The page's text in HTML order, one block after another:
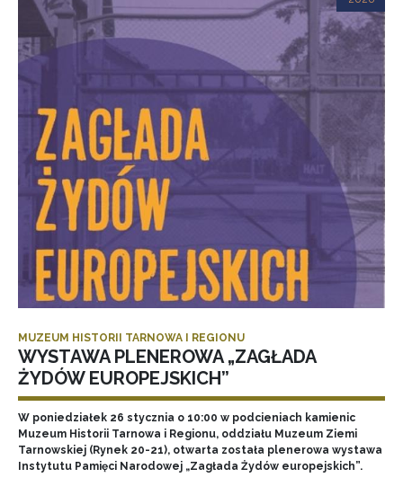
MUZEUM HISTORII TARNOWA I REGIONU
WYSTAWA PLENEROWA „ZAGŁADA
ŻYDÓW EUROPEJSKICH”
W poniedziałek 26 stycznia o 10:00 w podcieniach kamienic
Muzeum Historii Tarnowa i Regionu, oddziału Muzeum Ziemi
Tarnowskiej (Rynek 20-21), otwarta została plenerowa wystawa
Instytutu Pamięci Narodowej „Zagłada Żydów europejskich”.